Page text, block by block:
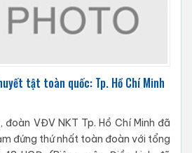
tật toàn quốc: Tp. Hồ Chí Minh
VĐV NKT Tp. Hồ Chí Minh đã
đứng thứ nhất toàn đoàn với tổng